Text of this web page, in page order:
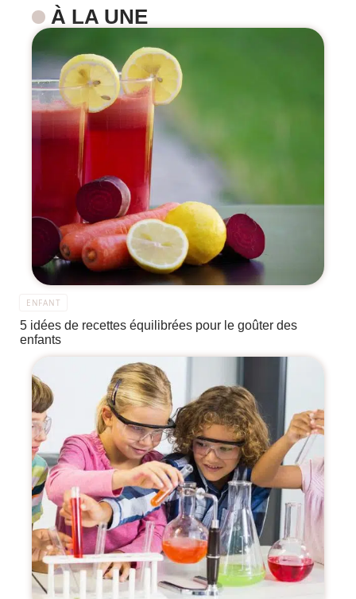
À LA UNE
ENFANT
5 idées de recettes équilibrées pour le goûter des
enfants